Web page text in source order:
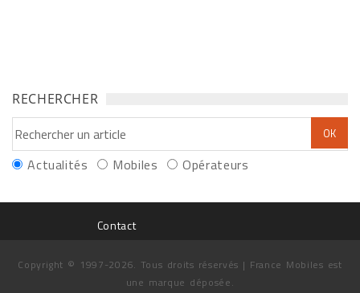
RECHERCHER
Actualités Mobiles Opérateurs
Contact
Copyright © 1997-2026. Tous droits réservés | France Mobiles est
une marque déposée.